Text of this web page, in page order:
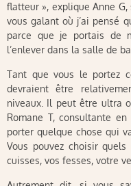
flatteur », explique Anne G,
vous galant où j’ai pensé
parce que je portais de
l’enlever dans la salle de
Tant que vous le portez
devraient être
niveaux. Il peut être ultra
Romane T, consultante
porter quelque chose qui
Vous pouvez choisir
cuisses, vos fesses, votre